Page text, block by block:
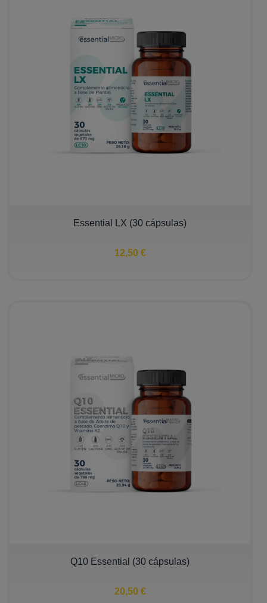
Essential LX (30 cápsulas)
12,50 €
Q10 Essential (30 cápsulas)
20,50 €